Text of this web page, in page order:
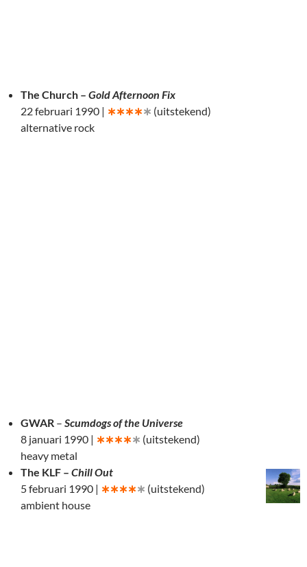
The Church – Gold Afternoon Fix
22 februari 1990 | ∗∗∗∗∗ (uitstekend)
alternative rock
GWAR – Scumdogs of the Universe
8 januari 1990 | ∗∗∗∗∗ (uitstekend)
heavy metal
The KLF – Chill Out
5 februari 1990 | ∗∗∗∗∗ (uitstekend)
ambient house